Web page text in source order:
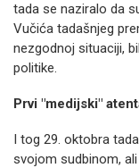
tada se naziralo da
Vučića tadašnjeg
nezgodnoj situaciji,
politike.
Prvi "medijski"
I tog 29. oktobra
svojom sudbinom,